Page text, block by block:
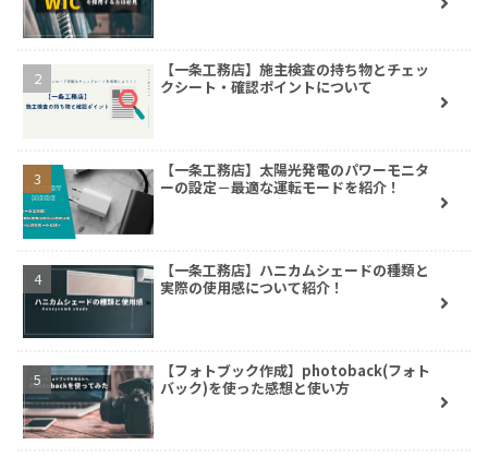
【一条工務店】施主検査の持ち物とチェッ
クシート・確認ポイントについて
【一条工務店】太陽光発電のパワーモニタ
ーの設定－最適な運転モードを紹介！
【一条工務店】ハニカムシェードの種類と
実際の使用感について紹介！
【フォトブック作成】photoback(フォト
バック)を使った感想と使い方